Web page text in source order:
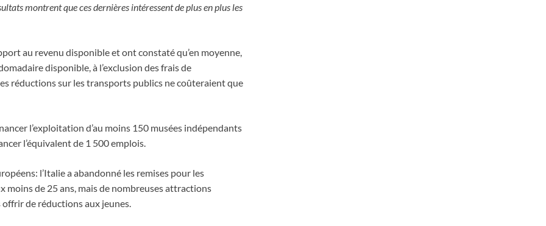
montrent que ces dernières intéressent de plus en plus les
au revenu disponible et ont constaté qu’en moyenne,
disponible, à l’exclusion des frais de
réductions sur les transports publics ne coûteraient que
l’exploitation d’au moins 150 musées indépendants
l’équivalent de 1 500 emplois.
l’Italie a abandonné les remises pour les
moins de 25 ans, mais de nombreuses attractions
de réductions aux jeunes.